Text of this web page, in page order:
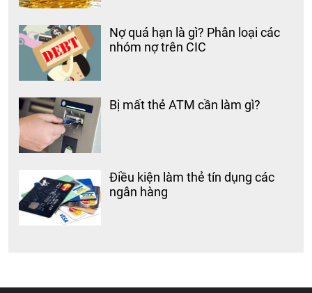
Nợ quá hạn là gì? Phân loại các
nhóm nợ trên CIC
Bị mất thẻ ATM cần làm gì?
Điều kiện làm thẻ tín dụng các
ngân hàng